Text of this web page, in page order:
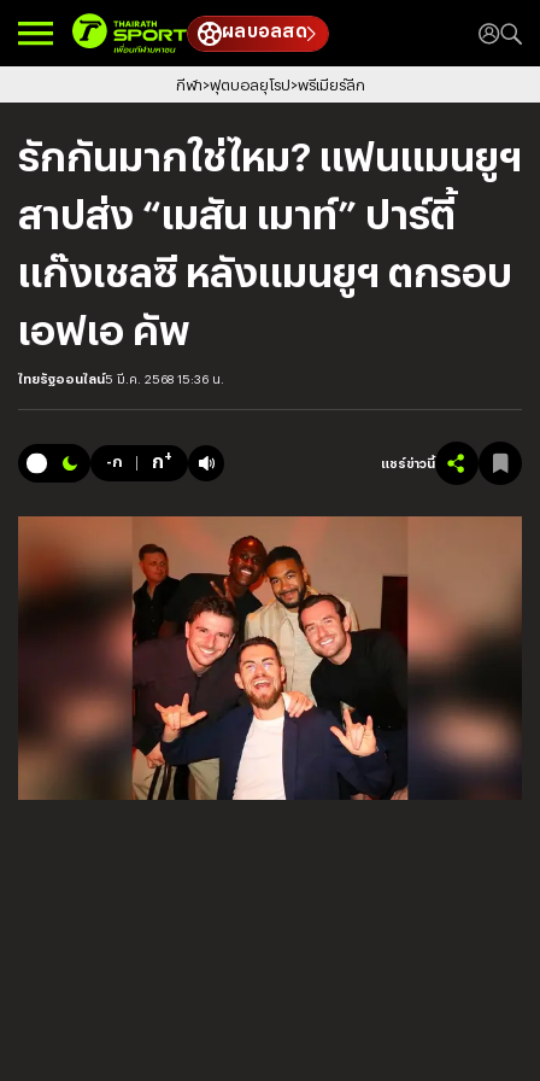
ผลบอลสด
กีฬา ฟุตบอลยุโรป พรีเมียร์ลีก
รักกันมากใช่ไหม? แฟนแมนยูฯ
สาปส่ง “เมสัน เมาท์” ปาร์ตี้
แก๊งเชลซี หลังแมนยูฯ ตกรอบ
เอฟเอ คัพ
ไทยรัฐออนไลน์5 มี.ค. 2568 15:36 น.
-ก ก+ แชร์ข่าวนี้